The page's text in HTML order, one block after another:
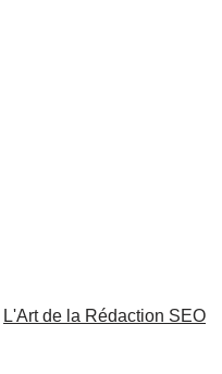
L'Art de la Rédaction SEO